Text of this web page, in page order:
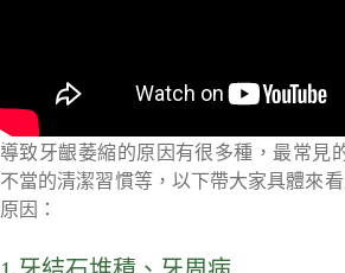
導致牙齦萎縮的原因有很多種，最常見
不當的清潔習慣等，以下帶大家具體來
原因：